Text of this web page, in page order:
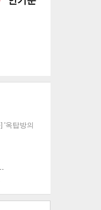
'옥탑방의